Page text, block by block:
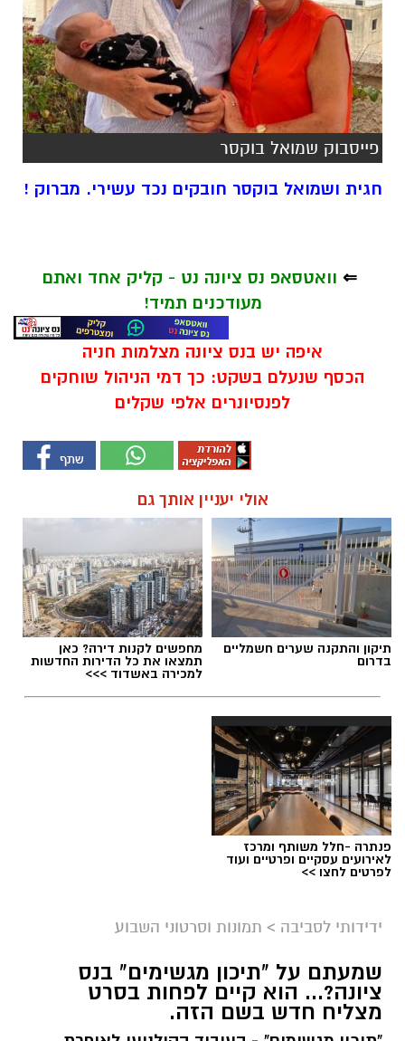
פייסבוק שמואל בוקסר
חגית ושמואל בוקסר חובקים נכד עשירי. מברוק !
⇐ וואטסאפ נס ציונה נט - קליק אחד ואתם
מעודכנים תמיד!
איפה יש בנס ציונה מצלמות חניה
הכסף שנעלם בשקט: כך דמי הניהול שוחקים
לפנסיונרים אלפי שקלים
אולי יעניין אותך גם
תיקון והתקנה שערים חשמליים
בדרום
מחפשים לקנות דירה? כאן
תמצאו את כל הדירות החדשות
למכירה באשדוד >>>
פנתרה -חלל משותף ומרכז
לאירועים עסקיים ופרטיים ועוד
לפרטים לחצו >>
ידידותי לסביבה > תמונות וסרטוני השבוע
שמעתם על "תיכון מגשימים" בנס
ציונה?... הוא קיים לפחות בסרט
מצליח חדש בשם הזה.